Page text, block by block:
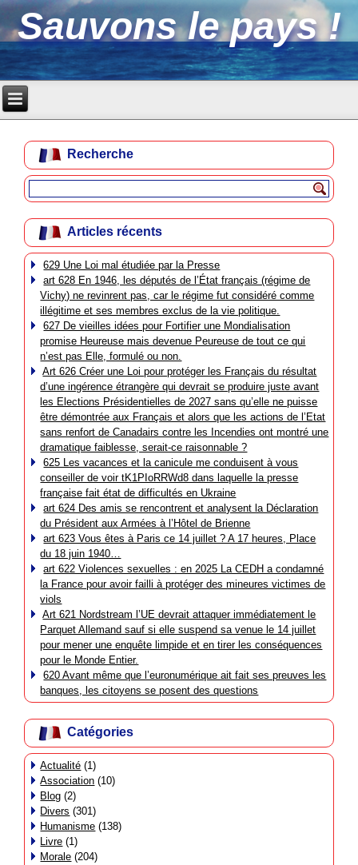
Sauvons le pays !
Recherche
Articles récents
629 Une Loi mal étudiée par la Presse
art 628 En 1946, les députés de l’État français (régime de
Vichy) ne revinrent pas, car le régime fut considéré comme
illégitime et ses membres exclus de la vie politique.
627 De vieilles idées pour Fortifier une Mondialisation
promise Heureuse mais devenue Peureuse de tout ce qui
n’est pas Elle, formulé ou non.
Art 626 Créer une Loi pour protéger les Français du résultat
d’une ingérence étrangère qui devrait se produire juste avant
les Elections Présidentielles de 2027 sans qu’elle ne puisse
être démontrée aux Français et alors que les actions de l’Etat
sans renfort de Canadairs contre les Incendies ont montré une
dramatique faiblesse, serait-ce raisonnable ?
625 Les vacances et la canicule me conduisent à vous
conseiller de voir tK1PIoRRWd8 dans laquelle la presse
française fait état de difficultés en Ukraine
art 624 Des amis se rencontrent et analysent la Déclaration
du Président aux Armées à l’Hôtel de Brienne
art 623 Vous êtes à Paris ce 14 juillet ? A 17 heures, Place
du 18 juin 1940…
art 622 Violences sexuelles : en 2025 La CEDH a condamné
la France pour avoir failli à protéger des mineures victimes de
viols
Art 621 Nordstream l’UE devrait attaquer immédiatement le
Parquet Allemand sauf si elle suspend sa venue le 14 juillet
pour mener une enquête limpide et en tirer les conséquences
pour le Monde Entier.
620 Avant même que l’euronumérique ait fait ses preuves les
banques, les citoyens se posent des questions
Catégories
Actualité (1)
Association (10)
Blog (2)
Divers (301)
Humanisme (138)
Livre (1)
Morale (204)